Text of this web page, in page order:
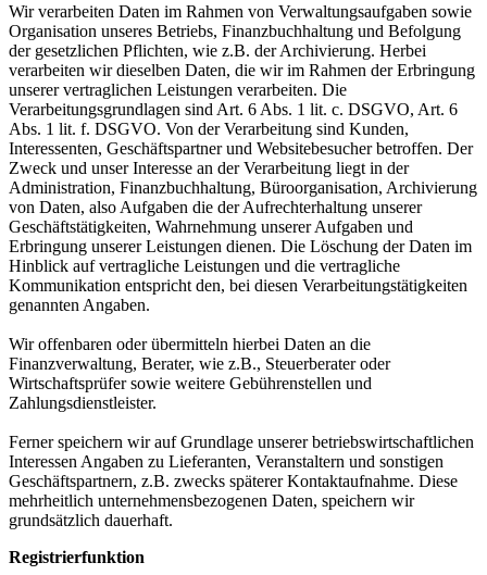
Wir verarbeiten Daten im Rahmen von Verwaltungsaufgaben sowie
Organisation unseres Betriebs, Finanzbuchhaltung und Befolgung
der gesetzlichen Pflichten, wie z.B. der Archivierung. Herbei
verarbeiten wir dieselben Daten, die wir im Rahmen der Erbringung
unserer vertraglichen Leistungen verarbeiten. Die
Verarbeitungsgrundlagen sind Art. 6 Abs. 1 lit. c. DSGVO, Art. 6
Abs. 1 lit. f. DSGVO. Von der Verarbeitung sind Kunden,
Interessenten, Geschäftspartner und Websitebesucher betroffen. Der
Zweck und unser Interesse an der Verarbeitung liegt in der
Administration, Finanzbuchhaltung, Büroorganisation, Archivierung
von Daten, also Aufgaben die der Aufrechterhaltung unserer
Geschäftstätigkeiten, Wahrnehmung unserer Aufgaben und
Erbringung unserer Leistungen dienen. Die Löschung der Daten im
Hinblick auf vertragliche Leistungen und die vertragliche
Kommunikation entspricht den, bei diesen Verarbeitungstätigkeiten
genannten Angaben.
Wir offenbaren oder übermitteln hierbei Daten an die
Finanzverwaltung, Berater, wie z.B., Steuerberater oder
Wirtschaftsprüfer sowie weitere Gebührenstellen und
Zahlungsdienstleister.
Ferner speichern wir auf Grundlage unserer betriebswirtschaftlichen
Interessen Angaben zu Lieferanten, Veranstaltern und sonstigen
Geschäftspartnern, z.B. zwecks späterer Kontaktaufnahme. Diese
mehrheitlich unternehmensbezogenen Daten, speichern wir
grundsätzlich dauerhaft.
Registrierfunktion